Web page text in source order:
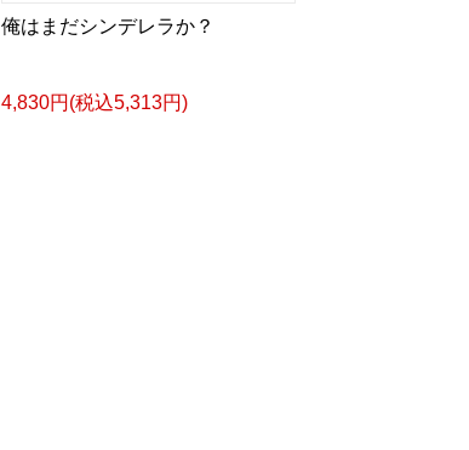
俺はまだシンデレラか？
4,830円(税込5,313円)